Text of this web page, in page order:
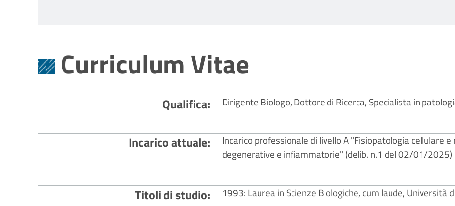
Curriculum Vitae
Qualifica Dirigente Biologo, Dottore di Ricerca, Specialista in
Incarico attuale
Incarico professionale di livello A "Fisiopatologia cellulare
degenerative e infiammatorie" (delib. n.1 del 02/01/2025)
Titoli di studio 1993: Laurea in Scienze Biologiche, cum laude, Università